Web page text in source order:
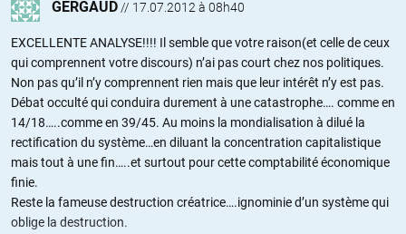
GERGAUD// 17.07.2012 à 08h40
EXCELLENTE ANALYSE!!!! Il semble que votre raison(et celle de ceux
qui comprennent votre discours) n’ai pas court chez nos politiques.
Non pas qu’il n’y comprennent rien mais que leur intérêt n’y est pas.
Débat occulté qui conduira durement à une catastrophe…. comme en
14/18…..comme en 39/45. Au moins la mondialisation à dilué la
rectification du système…en diluant la concentration capitalistique
mais tout à une fin…..et surtout pour cette comptabilité économique
finie.
Reste la fameuse destruction créatrice….ignominie d’un système qui
oblige la destruction.